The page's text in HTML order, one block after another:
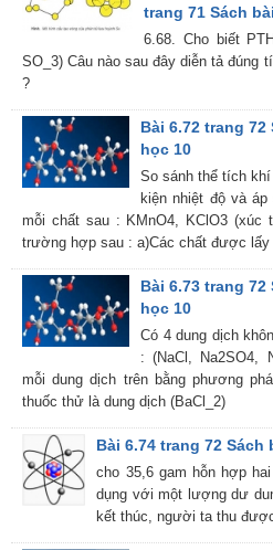
trang 71 Sách
6.68. Cho biết
SO_3) Câu nào sau đây diễn tả đúng
?
Bài 6.72 trang 72
học 10
So sánh thể tích
kiện nhiệt độ và
mỗi chất sau : KMnO4, KClO3 (xúc
trường hợp sau : a)Các chất được
Bài 6.73 trang 72
học 10
Có 4 dung dịch
: (NaCl, Na2SO4,
mỗi dung dịch trên bằng phương
thuốc thử là dung dịch (BaCl_2)
Bài 6.74 trang 72 Sách
cho 35,6 gam hỗn hợp
dụng với một lượng dư
kết thúc, người ta thu